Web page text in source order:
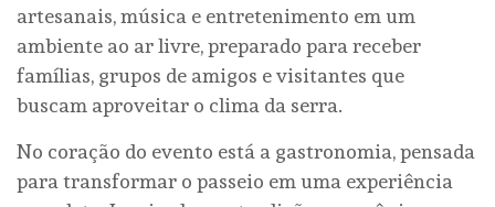
artesanais, música e entretenimento em um
ambiente ao ar livre, preparado para receber
famílias, grupos de amigos e visitantes que
buscam aproveitar o clima da serra.
No coração do evento está a gastronomia, pensada
para transformar o passeio em uma experiência